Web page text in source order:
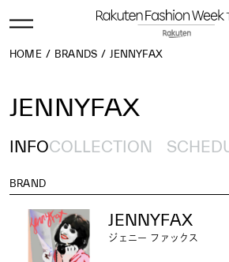
HOME BRANDS JENNYFAX
JENNYFAX
INFOCOLLECTION
BRAND
JENNYFAX
ジェニー ファックス